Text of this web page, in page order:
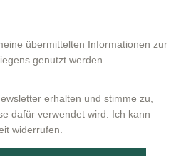
übermittelten Informationen zur
genutzt werden.
erhalten und stimme zu,
dafür verwendet wird. Ich kann
widerrufen.